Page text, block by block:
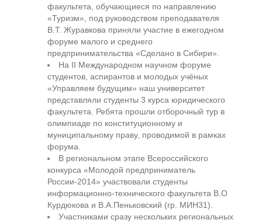
факультета, обучающиеся по направлению
«Туризм», под руководством преподавателя
В.Т. Журавкова приняли участие в ежегодном
форуме малого и среднего
предпринимательства «Сделано в Сибири».
На II Международном научном форуме
студентов, аспирантов и молодых учёных
«Управляем будущим» наш университет
представляли студенты 3 курса юридического
факультета. Ребята прошли отборочный тур в
олимпиаде по конституционному и
муниципальному праву, проводимой в рамках
форума.
В региональном этапе Всероссийского
конкурса «Молодой предприниматель
России-2014» участвовали студенты
информационно-технического факультета В.О
Курдюкова и В.А.Пеньковский (гр. МИН31).
Участниками сразу нескольких региональных